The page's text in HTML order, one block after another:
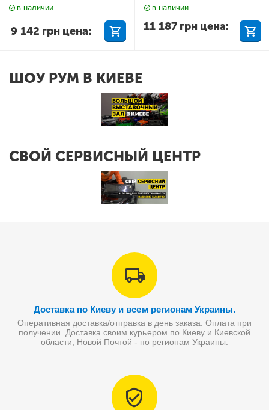
в наличии
9 142 грн цена:
в наличии
11 187 грн цена:
ШОУ РУМ В КИЕВЕ
СВОЙ СЕРВИСНЫЙ ЦЕНТР
Доставка по Киеву и всем регионам Украины.
Оперативная доставка/отправка в день заказа. Оплата при
получении. Доставка своим курьером по Киеву и Киевской
области, Новой Почтой - по регионам Украины.